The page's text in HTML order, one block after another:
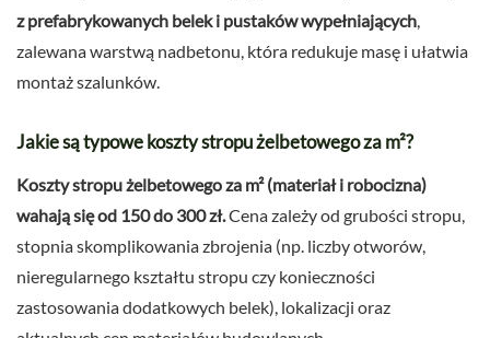
z prefabrykowanych belek i pustaków wypełniających,
zalewana warstwą nadbetonu, która redukuje masę i ułatwia
montaż szalunków.
Jakie są typowe koszty stropu żelbetowego za m²?
Koszty stropu żelbetowego za m² (materiał i robocizna)
wahają się od 150 do 300 zł.Cena zależy od grubości stropu,
stopnia skomplikowania zbrojenia (np. liczby otworów,
nieregularnego kształtu stropu czy konieczności
zastosowania dodatkowych belek), lokalizacji oraz